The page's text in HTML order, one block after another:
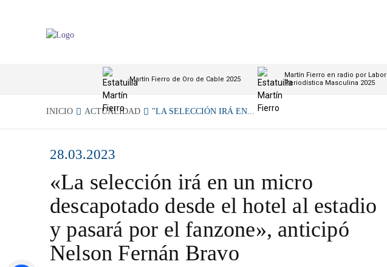
Martín Fierro de Oro de Cable 2025
Martín Fierro en radio por Labor
Periodística Masculina 2025
INICIO ACTUALIDAD "LA SELECCIÓN IRÁ EN...
28.03.2023
«La selección irá en un micro
descapotado desde el hotel al estadio
y pasará por el fanzone», anticipó
Nelson Fernán Bravo